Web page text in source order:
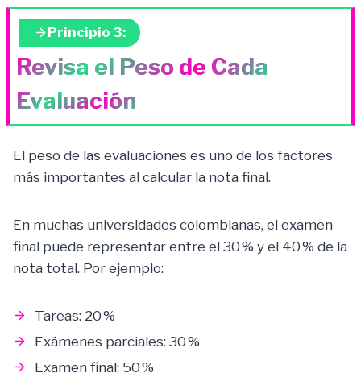
Principio 3:
Revisa el Peso de Cada
Evaluación
El peso de las evaluaciones es uno de los factores
más importantes al calcular la nota final.
En muchas universidades colombianas, el examen
final puede representar entre el 30 % y el 40 % de la
nota total. Por ejemplo:
Tareas: 20 %
Exámenes parciales: 30 %
Examen final: 50 %